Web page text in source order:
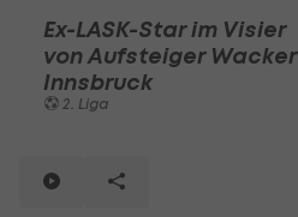
Ex-LASK-Star im Visier
von Aufsteiger Wacker
Innsbruck
2. Liga